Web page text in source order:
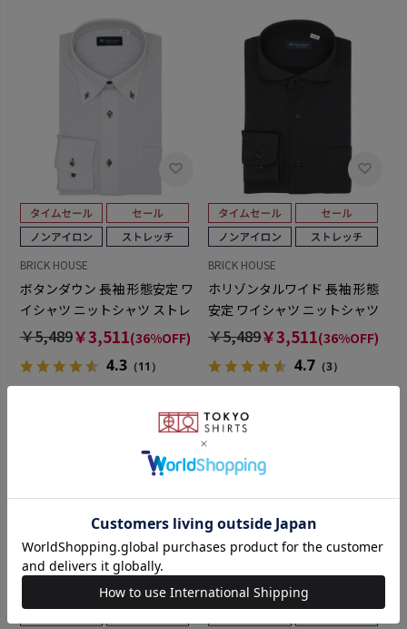
BRICK HOUSE
ボタンダウン 長袖 形態安定 ワ
イシャツ ニットシャツ ストレ
ッチ （使用素材：東レ
FIELDSENSOR(R)秒乾(R)）
￥5,489￥3,511(36%OFF)
4.3（11）
BRICK HOUSE
ホリゾンタルワイド 長袖 形態
安定 ワイシャツ ニットシャツ
ストレッチ （使用素材：東レ
FIELDSENSOR(R)秒乾(R)）
￥5,489￥3,511(36%OFF)
4.7 （3）